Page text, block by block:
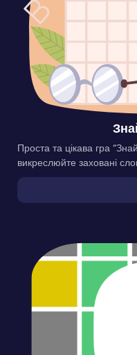
Проста та цікава гра
викреслюйте заховані